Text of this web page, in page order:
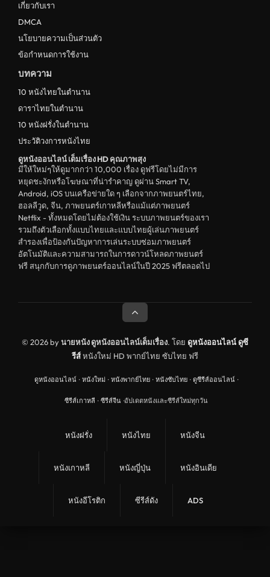
เกี่ยวกับเรา
DMCA
นโยบายความเป็นส่วนตัว
ข้อกำหนดการใช้งาน
บทความ
10 หนังไทยในตำนาน
ดาราไทยในตำนาน
10 หนังฝรั่งในตำนาน
ประวัติวงการหนังไทย
ดูหนังออนไลน์ เต็มเรื่อง HD คุณภาพสุง
มีให้ใหม่ๆให้ดูมากกว่า 10,000 เรื่อง ดูฟรีโดยไม่มีการ
หยุดชะงักหรือโฆษณาที่น่ารำคาญ ดูผ่าน Smart TV,
Android, iOS บนเครือข่ายใด ๆ เลือกจากภาพยนตร์ไทย,
ฮอลลีวูด, จีน, ภาพยนตร์เกาหลีหรือแม้แต่ภาพยนตร์
Netflix - ทั้งหมดโดยไม่ต้องใช้เงิน ระบบภาพยนตร์ของเรา
รวมถึงตัวเลือกทั้งแบบไทยและแบบไทยผู้เล่นภาพยนตร์
สำรองเพื่อป้องกันปัญหาการเล่นระบบซ่อมภาพยนตร์
อัตโนมัติและความสามารถในการดาวน์โหลดภาพยนตร์
ฟรี สนุกกับการดูภาพยนตร์ออนไลน์ในปี 2025 ฟรีตลอดไป
© 2026 byนายหนัง ดูหนังออนไลน์เต็มเรื่อง. โดย ดูหนังออนไลน์ ดูซี
รีส์หนังใหม่ HD พากย์ไทย ซับไทย ฟรี
ดูหนังออนไลน์ · หนังใหม่ · หนังพากย์ไทย · หนังซับไทย · ดูซีรีส์ออนไลน์ ·
ซีรีส์เกาหลี · ซีรีส์จีน ·อัปเดตหนังและซีรีส์ใหม่ทุกวัน
หนังฝรั่ง หนังไทย หนังจีน
หนังเกาหลี หนังญี่ปุ่น หนังอินเดีย
หนังอีโรติก ซีรีส์ดัง ADS